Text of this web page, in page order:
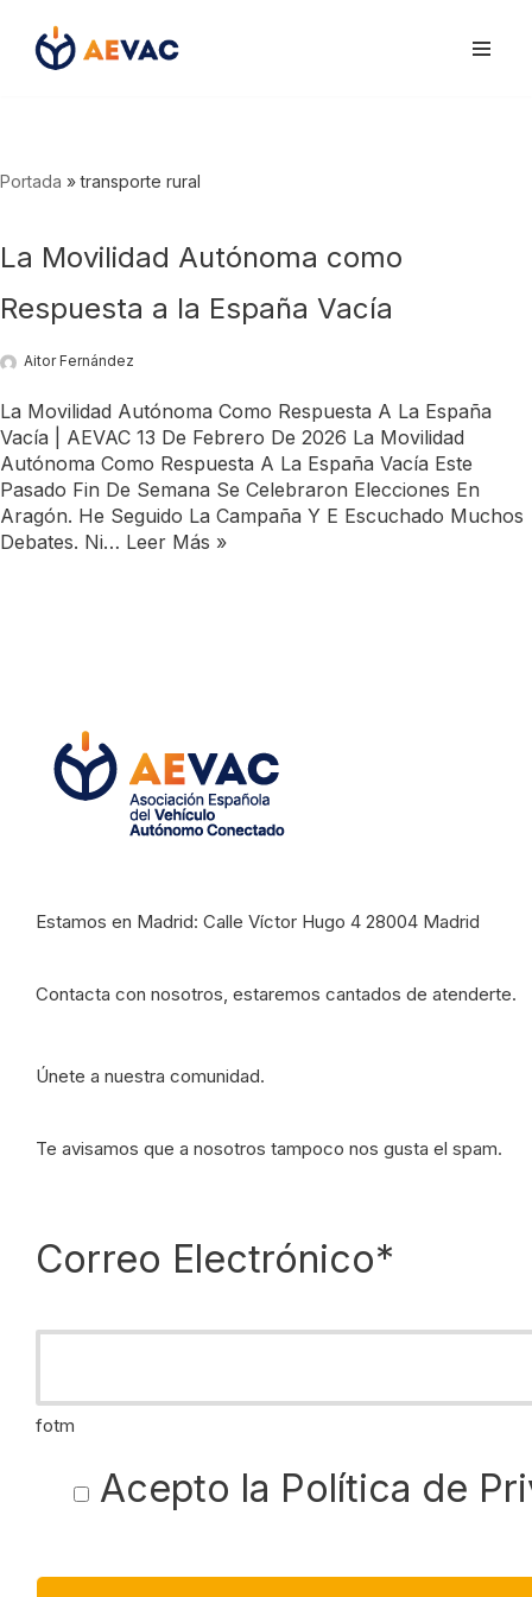
Saltar
Portada »transporte rural
La Movilidad Autónoma como
Respuesta a la España Vacía
Aitor Fernández
La Movilidad Autónoma Como Respuesta A La España
Vacía | AEVAC 13 De Febrero De 2026 La Movilidad
Autónoma Como Respuesta A La España Vacía Este
Pasado Fin De Semana Se Celebraron Elecciones En
Aragón. He Seguido La Campaña Y E Escuchado Muchos
Debates. Ni… Leer Más »
Estamos en Madrid: Calle Víctor Hugo 4 28004 Madrid
Contacta con nosotros, estaremos cantados de atenderte.
Únete a nuestra comunidad.
Te avisamos que a nosotros tampoco nos gusta el spam.
Correo Electrónico*
fotm
Acepto la Política de